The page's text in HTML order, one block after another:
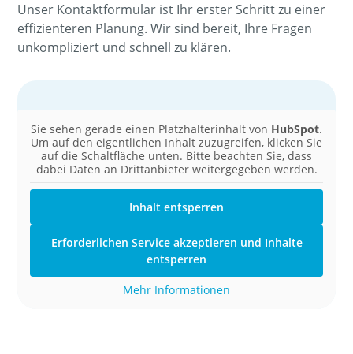
Unser Kontaktformular ist Ihr erster Schritt zu einer
effizienteren Planung. Wir sind bereit, Ihre Fragen
unkompliziert und schnell zu klären.
Sie sehen gerade einen Platzhalterinhalt von HubSpot.
Um auf den eigentlichen Inhalt zuzugreifen, klicken Sie
auf die Schaltfläche unten. Bitte beachten Sie, dass
dabei Daten an Drittanbieter weitergegeben werden.
Inhalt entsperren
Erforderlichen Service akzeptieren und Inhalte
entsperren
Mehr Informationen